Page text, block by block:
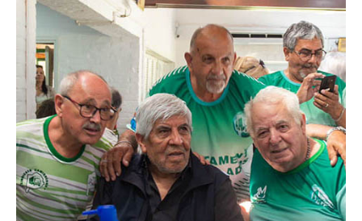
Noticias Fiscalización
Buscar
Secretarías
Secretaría general
Secretaría general adjunta
Secretaría de actas
Secretaría administrativa